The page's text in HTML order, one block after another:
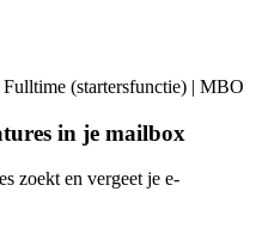
(startersfunctie) | MBO
in je mailbox
zoekt en vergeet je e-